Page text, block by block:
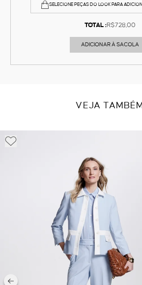
SELECIONE PEÇAS DO LOOK PARA
TOTAL :R$728,00
ADICIONAR À SACOLA
VEJA